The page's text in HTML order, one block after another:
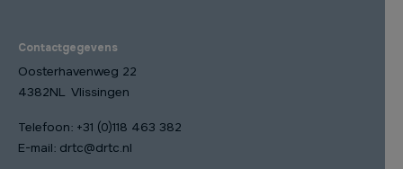
Contactgegevens
Oosterhavenweg 22
4382NL Vlissingen
Telefoon: +31 (0)118 463 382
E-mail: drtc@drtc.nl